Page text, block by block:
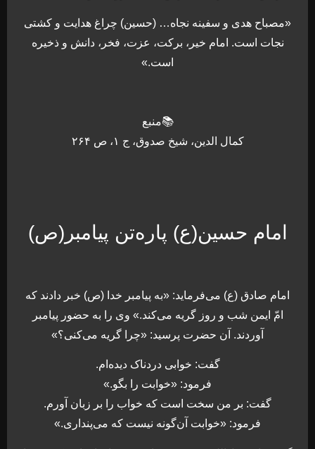
«مصباح هدی و سفینه نجاه… (حسین) چراغ هدایت و کشتی
نجات است. امام خیر، برکت، عزت، فخر، دانش و ذخیره
است.»
📚منبع
کمال الدین، شیخ صدوق، ج ۱، ص ۲۶۴
امام حسین(ع) پاره‌تن پیامبر(ص)
امام صادق (ع) می‌فرماید: «به پیامبر خدا (ص) خبر دادند که‌
امّ ایمن شب و روز گریه می‌کند.» وی را به حضور پیامبر
آوردند. آن حضرت پرسید: «چرا گریه می‌کنی؟»
گفت: خوابی دردناک دیده‌ام.
فرمود: «خوابت را بگو.»
گفت: بر من سخت است که خواب را بر زبان ‌آورم.
فرمود: «خوابت آن‌گونه نیست که می‌پنداری.»